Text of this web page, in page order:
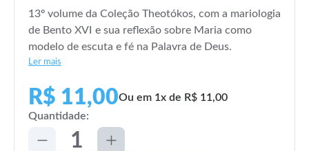
13º volume da Coleção Theotókos, com a mariologia
de Bento XVI e sua reflexão sobre Maria como
modelo de escuta e fé na Palavra de Deus.
Ler mais
R$ 11,00Ou em 1x de R$ 11,00
Quantidade: